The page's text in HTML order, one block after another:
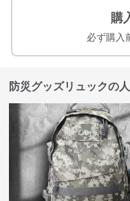
購
必ず購入
防災グッズリュックの